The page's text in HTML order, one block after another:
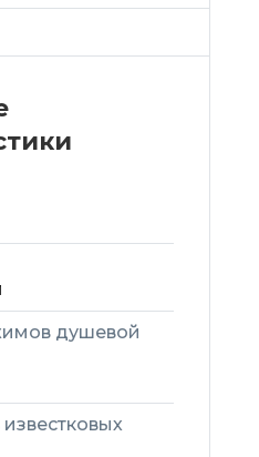
душевой